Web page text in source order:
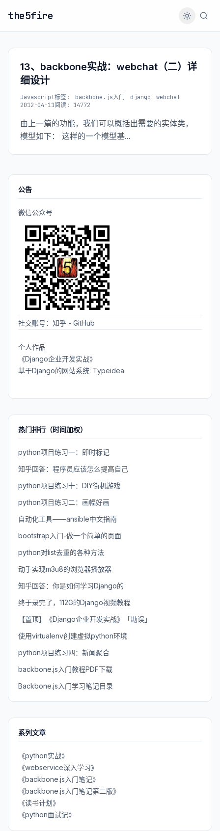
the5fire
13、backbone实战：webchat（二）详
细设计
Javascript标签: backbone.js入门 django
webchat
2012-04-11阅读: 14772
由上一篇的功能，我们可以概括出需要的实体类，
模型如下： 这样的一个模型基...
公告
微信公众号
社交账号： 知乎 - GitHub
个人作品
《Django企业开发实战》
基于Django的网站系统: Typeidea
热门排行（时间加权）
python项目练习一：即时标记
知乎回答：程序员应该怎么提高自己
python项目练习十：DIY街机游戏
python项目练习二：画幅好画
自动化工具——ansible中文指南
bootstrap入门-做一个简单的页面
python对list去重的各种方法
动手实现m3u8的浏览器播放器
知乎回答：你是如何学习Django的
终于录完了，112G的Django视频教程
【置顶】《Django企业开发实战》「勘误」
使用virtualenv创建虚拟python环境
python项目练习四：新闻聚合
backbone.js入门教程PDF下载
Backbone.js入门学习笔记目录
系列文章
《python实战》
《webservice深入学习》
《backbone.js入门笔记》
《backbone.js入门笔记第二版》
《读书计划》
《python面试记》